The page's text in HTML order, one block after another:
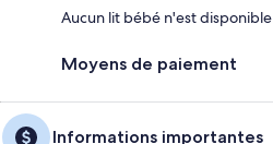
Aucun lit bébé n'est disponible
Moyens de paiement
Informations importantes